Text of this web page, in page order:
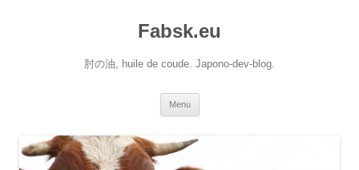
Fabsk.eu
肘の油, huile de coude. Japono-dev-blog.
Menu